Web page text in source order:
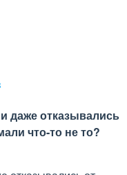
даже отказывались
что-то не то?